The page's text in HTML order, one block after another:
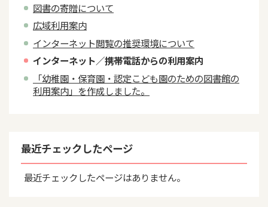
図書の寄贈について
広域利用案内
インターネット閲覧の推奨環境について
インターネット／携帯電話からの利用案内
「幼稚園・保育園・認定こども園のための図書館の
利用案内」を作成しました。
最近チェックしたページ
最近チェックしたページはありません。